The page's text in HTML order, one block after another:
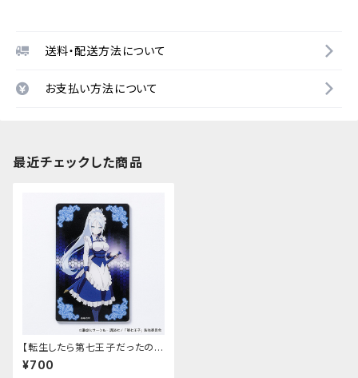
送料・配送方法について
お支払い方法について
最近チェックした商品
【転生したら第七王子だったの
で、気ままに魔術を極めます】ア
クリルカード（シルファ）
¥700